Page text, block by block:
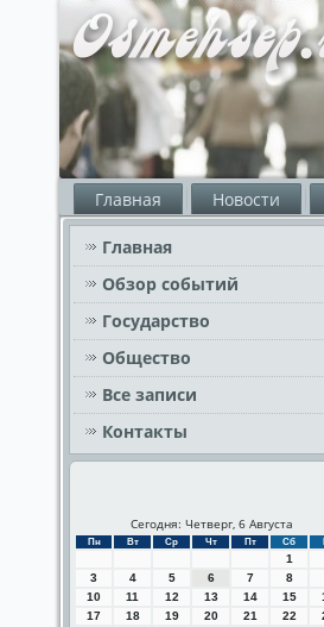
Главная Новости
Главная
Обзор событий
Государство
Общество
Все записи
Контакты
Сегодня: Четверг, 6 Августа
Пн Вт Ср Чт Пт Сб
1
3
4 5 6 7 8
10
11 12 13 14 15
17
18 19 20 21 22